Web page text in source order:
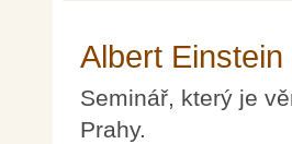
Albert
Seminář, který je
Prahy.